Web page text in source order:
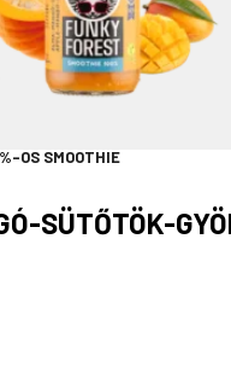
OS SMOOTHIE
SÜTŐTÖK-